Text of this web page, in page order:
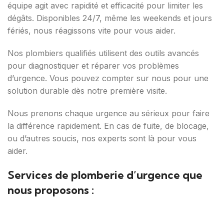
équipe agit avec rapidité et efficacité pour limiter les
dégâts. Disponibles 24/7, même les weekends et jours
fériés, nous réagissons vite pour vous aider.
Nos plombiers qualifiés utilisent des outils avancés
pour diagnostiquer et réparer vos problèmes
d’urgence. Vous pouvez compter sur nous pour une
solution durable dès notre première visite.
Nous prenons chaque urgence au sérieux pour faire
la différence rapidement. En cas de fuite, de blocage,
ou d’autres soucis, nos experts sont là pour vous
aider.
Services de plomberie d’urgence que
nous proposons :